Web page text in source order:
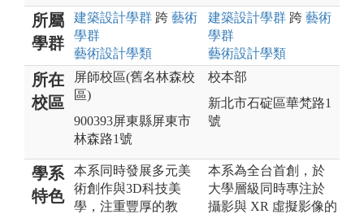
所屬
學群
建築設計學群 跨 藝術
學群
藝術設計學類
建築設計學群 跨 藝術
學群
藝術設計學類
所在
校區
屏師校區(舊名林森校
區)
900393屏東縣屏東市
林森路1號
校本部
新北市石碇區華梵路1
號
學系
特色
本系同時發展多元美
術創作與3D科技美
學，注重豐厚的教
本系為全台首創，於
大學層級同時專注於
攝影與 XR 虛擬影像的